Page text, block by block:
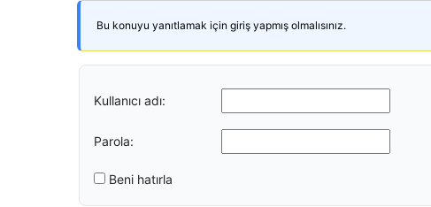
Bu konuyu yanıtlamak için giriş yapmış olmalısınız.
Kullanıcı adı:
Parola:
Beni hatırla